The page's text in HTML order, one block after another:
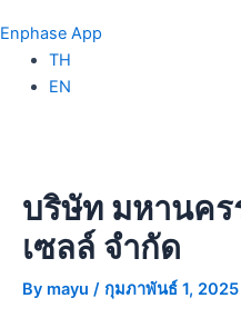
Enphase App
TH
EN
บริษัท มหานคร
เซลล์ จำกัด
By mayu / กุมภาพันธ์ 1, 2025